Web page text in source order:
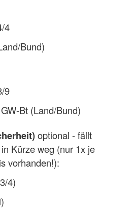
4
Bund)
9
Bt (Land/Bund)
optional - fällt
Kürze weg (nur 1x je
vorhanden!):
4)